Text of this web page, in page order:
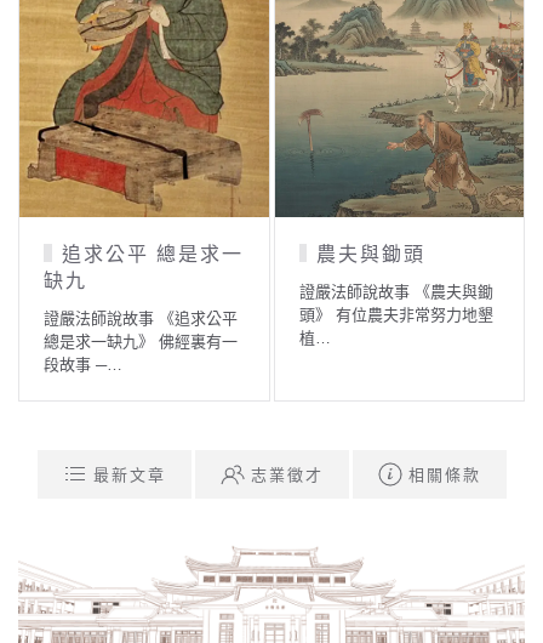
追求公平 總是求一
缺九
證嚴法師說故事 《追求公平
總是求一缺九》 佛經裏有一
段故事 ─…
農夫與鋤頭
證嚴法師說故事 《農夫與鋤
頭》 有位農夫非常努力地墾
植…
最新文章 志業徵才 相關條款